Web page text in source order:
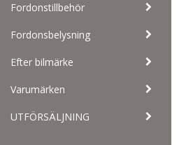
Fordonstillbehör
Fordonsbelysning
Efter bilmärke
Varumärken
UTFÖRSÄLJNING